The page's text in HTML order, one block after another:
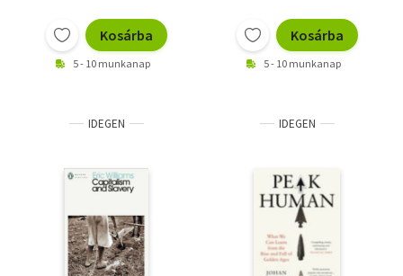
Kosárba
5 - 10 munkanap
Kosárba
5 - 10 munkanap
IDEGEN IDEGEN